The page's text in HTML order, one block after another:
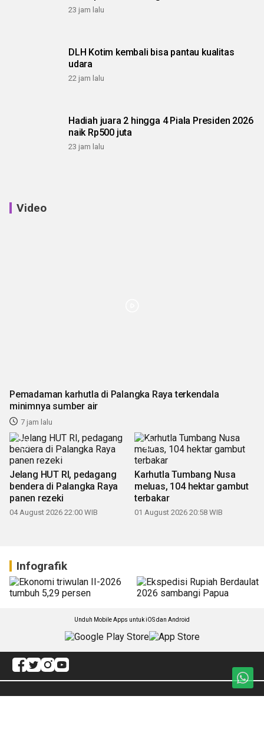
23 jam lalu
DLH Kotim kembali bisa pantau kualitas
udara
22 jam lalu
Hadiah juara 2 hingga 4 Piala Presiden 2026
naik Rp500 juta
23 jam lalu
Video
Pemadaman karhutla di Palangka Raya terkendala
minimnya sumber air
7 jam lalu
Jelang HUT RI, pedagang
bendera di Palangka Raya
panen rezeki
04 August 2026 22:00 WIB
Karhutla Tumbang Nusa
meluas, 104 hektar gambut
terbakar
01 August 2026 20:58 WIB
Infografik
Unduh Mobile Apps untuk iOS dan Android